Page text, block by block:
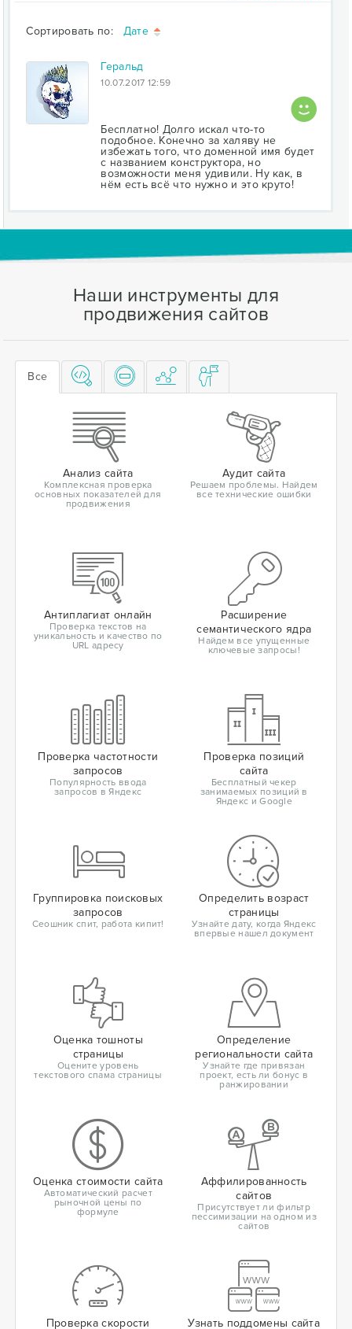
Сортировать по: Дате
Геральд
10.07.2017 12:59
Бесплатно! Долго искал что-то
подобное. Конечно за халяву не
избежать того, что доменной имя будет
с названием конструктора, но
возможности меня удивили. Ну как, в
нём есть всё что нужно и это круто!
Наши инструменты для
продвижения сайтов
Все
Анализ сайта
Комплексная проверка
основных показателей для
продвижения
Аудит сайта
Решаем проблемы. Найдем
все технические ошибки
Антиплагиат онлайн
Проверка текстов на
уникальность и качество по
URL адресу
Расширение
семантического ядра
Найдем все упущенные
ключевые запросы!
Проверка частотности
запросов
Популярность ввода
запросов в Яндекс
Проверка позиций
сайта
Бесплатный чекер
занимаемых позиций в
Яндекс и Google
Группировка поисковых
запросов
Сеошник спит, работа кипит!
Определить возраст
страницы
Узнайте дату, когда Яндекс
впервые нашел документ
Оценка тошноты
страницы
Оцените уровень
текстового спама страницы
Определение
региональности сайта
Узнайте где привязан
проект, есть ли бонус в
ранжировании
Оценка стоимости сайта
Автоматический расчет
рыночной цены по
формуле
Аффилированность
сайтов
Присутствует ли фильтр
пессимизации на одном из
сайтов
Проверка скорости Узнать поддомены сайта